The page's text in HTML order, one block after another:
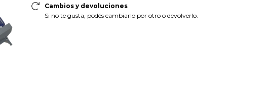
Cambios y devoluciones
Si no te gusta, podés cambiarlo por otro o devolverlo.